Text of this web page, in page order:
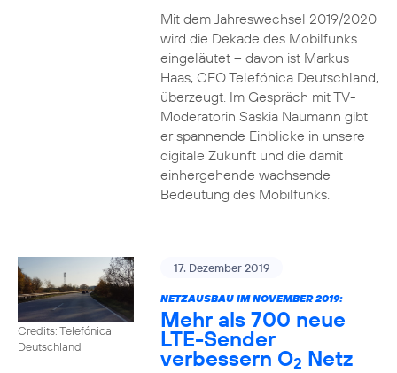
Mit dem Jahreswechsel 2019/2020
wird die Dekade des Mobilfunks
eingeläutet – davon ist Markus
Haas, CEO Telefónica Deutschland,
überzeugt. Im Gespräch mit TV-
Moderatorin Saskia Naumann gibt
er spannende Einblicke in unsere
digitale Zukunft und die damit
einhergehende wachsende
Bedeutung des Mobilfunks.
Credits: Telefónica
Deutschland
17. Dezember 2019
NETZAUSBAU IM NOVEMBER 2019:
Mehr als 700 neue
LTE-Sender
verbessern O2 Netz